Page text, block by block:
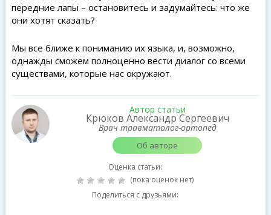
передние лапы – остановитесь и задумайтесь: что же
они хотят сказать?
Мы все ближе к пониманию их языка, и, возможно,
однажды сможем полноценно вести диалог со всеми
существами, которые нас окружают.
Автор статьи
Крюков Александр Сергеевич
Врач травматолог-ортопед
Об авторе
Оценка статьи:
(пока оценок нет)
Поделиться с друзьями: